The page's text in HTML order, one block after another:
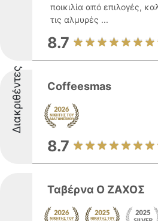
ποικιλία από επιλογές,
τις αλμυρές ...
8.7
Διακριθέντες Coffeesmas
8.7
Ταβέρνα Ο ΖΑΧΟΣ